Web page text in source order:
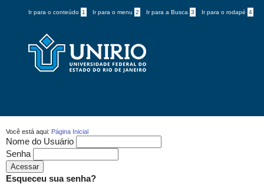
Ir para o conteúdo 1 Ir para o menu 2 Ir para a Busca 3 Ir para o rodapé 4
Você está aqui: Página Inicial
Nome do Usuário
Senha
Esqueceu sua senha?